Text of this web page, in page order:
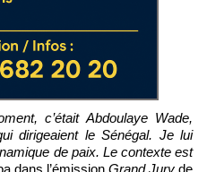
dirigeaient le Sénégal. Je lui
de paix. Le contexte est
dans l’émission Grand Jury de